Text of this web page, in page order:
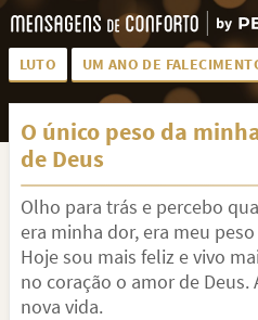
LUTO UM ANO DE
LUTO PARA AMIGA
SAUDADES DA MÃE
PÊSAMES PARA AMIGA
MEUS SENTIMENTOS
FRASES DE LUTO PARA AMIGO
O único peso da
de Deus
Olho para trás e percebo
era minha dor, era meu
Hoje sou mais feliz e vivo
no coração o amor de Deus.
nova vida.